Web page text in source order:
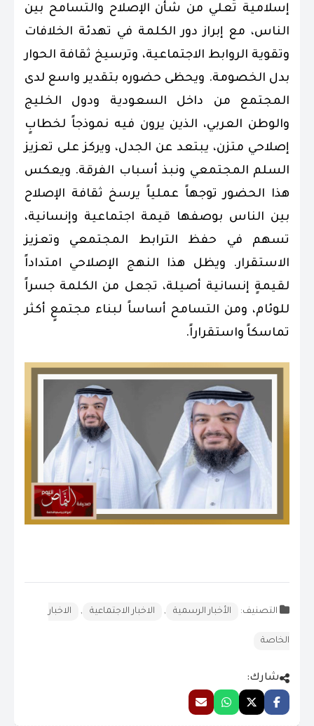
إسلامية تُعلي من شأن الإصلاح والتسامح بين
الناس، مع إبراز دور الكلمة في تهدئة الخلافات
وتقوية الروابط الاجتماعية، وترسيخ ثقافة الحوار
بدل الخصومة. ويحظى حضوره بتقدير واسع لدى
المجتمع من داخل السعودية ودول الخليج
والوطن العربي، الذين يرون فيه نموذجاً لخطابٍ
إصلاحي متزن، يبتعد عن الجدل، ويركز على تعزيز
السلم المجتمعي ونبذ أسباب الفرقة. ويعكس
هذا الحضور توجهاً عملياً يرسخ ثقافة الإصلاح
بين الناس بوصفها قيمة اجتماعية وإنسانية،
تسهم في حفظ الترابط المجتمعي وتعزيز
الاستقرار. ويظل هذا النهج الإصلاحي امتداداً
لقيمةٍ إنسانية أصيلة، تجعل من الكلمة جسراً
للوئام، ومن التسامح أساساً لبناء مجتمعٍ أكثر
تماسكاً واستقراراً. ‏
التصنيف: الأخبار الرسمية , الاخبار الاجتماعية , الاخبار
الخاصة
شارك: